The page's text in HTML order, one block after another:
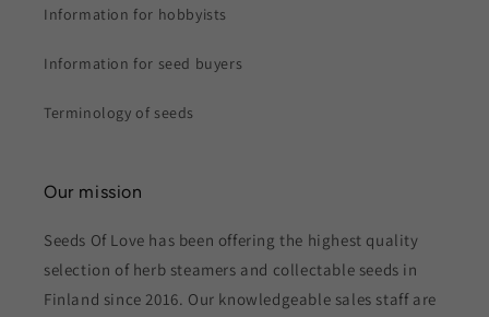
Information for hobbyists
Information for seed buyers
Terminology of seeds
Our mission
Seeds Of Love has been offering the highest quality
selection of herb steamers and collectable seeds in
Finland since 2016. Our knowledgeable sales staff are